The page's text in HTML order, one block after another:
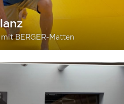
BERGER-Matten